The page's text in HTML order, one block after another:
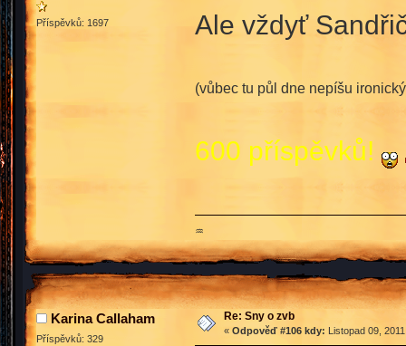
Příspěvků: 1697 Ale vždyť
(vůbec tu půl dne nepíšu
600 příspěvků!
♒
Karina Callaham
Příspěvků: 329
Re: Sny o zvb
« Odpověď #106 kdy: Listopad 09,